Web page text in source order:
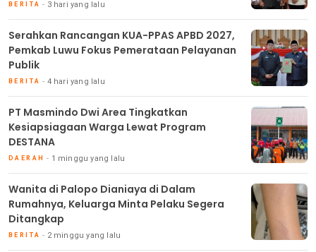
BERITA 3 hari yang lalu
Serahkan Rancangan KUA-PPAS APBD 2027,
Pemkab Luwu Fokus Pemerataan Pelayanan
Publik
BERITA 4 hari yang lalu
PT Masmindo Dwi Area Tingkatkan
Kesiapsiagaan Warga Lewat Program
DESTANA
DAERAH 1 minggu yang lalu
Wanita di Palopo Dianiaya di Dalam
Rumahnya, Keluarga Minta Pelaku Segera
Ditangkap
BERITA 2 minggu yang lalu